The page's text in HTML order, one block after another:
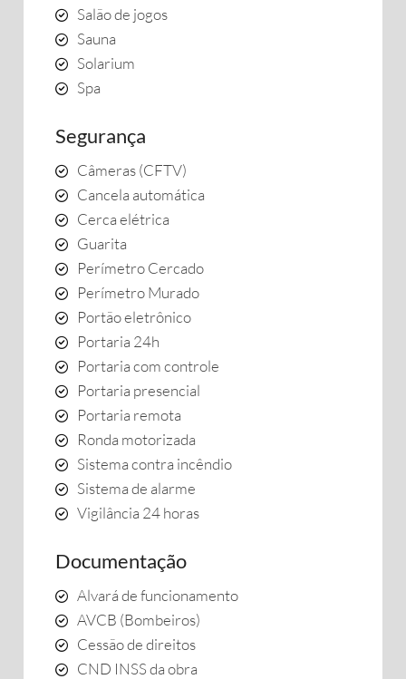
Salão de jogos
Sauna
Solarium
Spa
Segurança
Câmeras (CFTV)
Cancela automática
Cerca elétrica
Guarita
Perímetro Cercado
Perímetro Murado
Portão eletrônico
Portaria 24h
Portaria com controle
Portaria presencial
Portaria remota
Ronda motorizada
Sistema contra incêndio
Sistema de alarme
Vigilância 24 horas
Documentação
Alvará de funcionamento
AVCB (Bombeiros)
Cessão de direitos
CND INSS da obra